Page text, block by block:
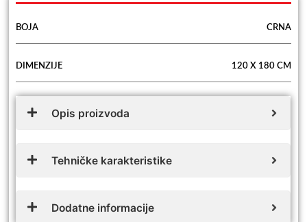
BOJA CRNA
DIMENZIJE 120 X 180 CM
Opis proizvoda
Tehničke karakteristike
Dodatne informacije